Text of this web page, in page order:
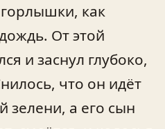
как
От этой
и заснул глубоко,
что он идёт
зелени, а его сын